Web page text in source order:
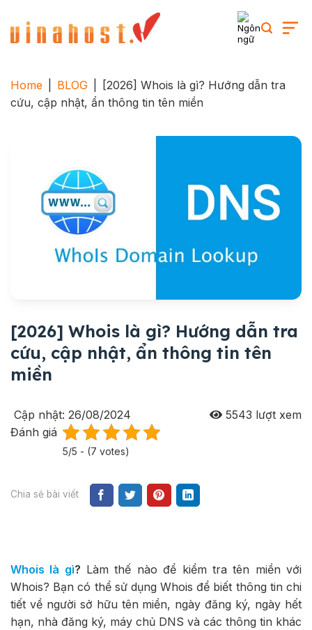
content
Home BLOG
[2026] Whois là gì? Hướng dẫn tra
cứu, cập nhật, ẩn thông tin tên miền
[2026] Whois là gì? Hướng dẫn tra
cứu, cập nhật, ẩn thông tin tên
miền
Cập nhật: 26/08/2024 5543 lượt xem
Đánh giá
5/5 - (7 votes)
Chia sẻ bài viết
Whois là gì? Làm thế nào để kiểm tra tên miền với
Whois? Bạn có thể sử dụng Whois để biết thông tin chi
tiết về người sở hữu tên miền, ngày đăng ký, ngày hết
hạn, nhà đăng ký, máy chủ DNS và các thông tin khác